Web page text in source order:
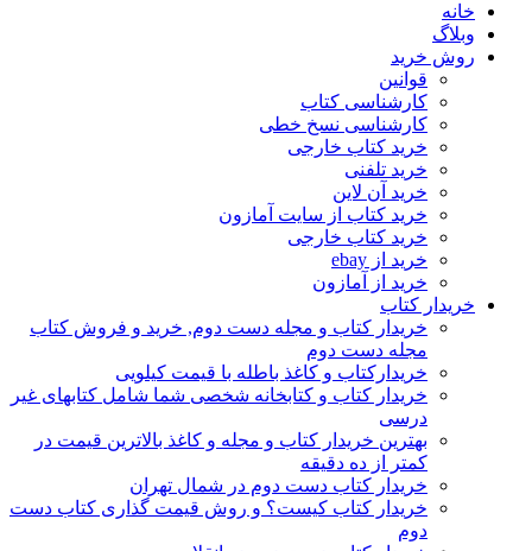
خانه
وبلاگ
روش خرید
قوانین
کارشناسی کتاب
کارشناسی نسخ خطی
خرید کتاب خارجی
خرید تلفنی
خرید آن لاین
خرید کتاب از سایت آمازون
خرید کتاب خارجی
خرید از ebay
خرید از آمازون
خریدار کتاب
خریدار کتاب و مجله دست دوم, خرید و فروش کتاب
مجله دست دوم
خریدارکتاب و کاغذ باطله با قیمت کیلویی
خریدار کتاب و کتابخانه شخصی شما شامل کتابهای غیر
درسی
بهترین خریدار کتاب و مجله و کاغذ بالاترین قیمت در
کمتر از ده دقیقه
خریدار کتاب دست دوم در شمال تهران
خریدار کتاب کیست؟ و روش قیمت گذاری کتاب دست
دوم